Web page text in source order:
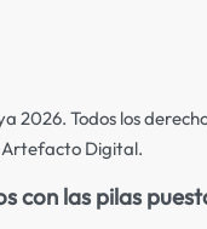
2026. Todos los
Digital.
con las pilas